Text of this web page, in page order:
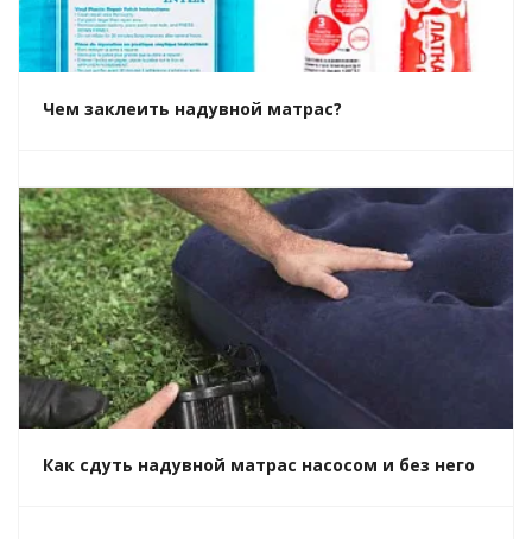
Чем заклеить надувной матрас?
Как сдуть надувной матрас насосом и без него